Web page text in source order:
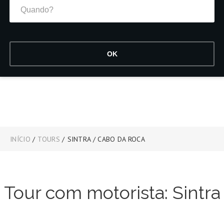
INÍCIO / TOURS / SINTRA / CABO DA ROCA
Tour com motorista: Sintra